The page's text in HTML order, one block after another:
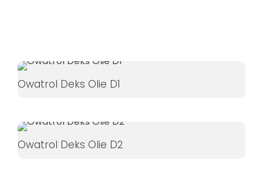
Owatrol Deks Olie D1
Owatrol Deks Olie D2
muligt under
dit besøg.
cookies,
forsvinder